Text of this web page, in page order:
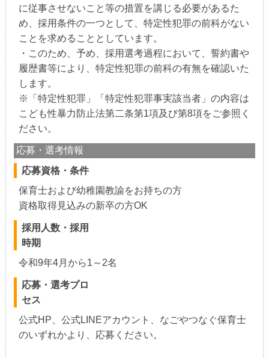
に従事させないこと等の措置を講じる必要があるた
め、採用条件の一つとして、特定性犯罪の前科がない
ことを求めることとしています。
・このため、予め、採用選考過程において、誓約書や
履歴書等により、特定性犯罪の前科の有無を確認いた
します。
※「特定性犯罪」「特定性犯罪事実該当者」の内容は
こども性暴力防止法第二条第1項及び第8項をご参照く
ださい。
応募・選考情報
応募資格・条件
保育士および幼稚園教諭をお持ちの方
資格取得見込みの新卒の方OK
採用人数・採用
時期
令和9年4月から1～2名
応募・選考プロ
セス
公式HP、公式LINEアカウント、なごやつなぐ保育士
のいずれかより、応募ください。